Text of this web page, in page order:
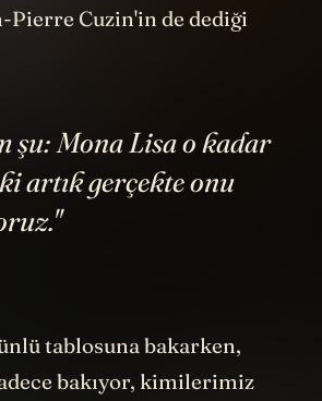
Pierre Cuzin'in de dediği
şu: Mona Lisa o kadar
artık gerçekte onu
tablosuna bakarken,
bakıyor, kimilerimiz